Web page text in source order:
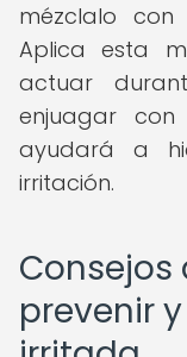
mézclalo
Aplica esta
actuar
enjuagar
ayudará a
irritación.
prevenir